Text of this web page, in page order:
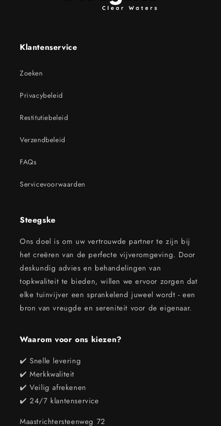
Klantenservice
Zoeken
Privacybeleid
Restitutiebeleid
Verzendbeleid
FAQs
Servicevoorwaarden
Steegske
Ons doel is om uw vertrouwde partner te zijn bij
het creëren van de perfecte vijveromgeving. Door
deskundig advies en behandelingen van
topkwaliteit te bieden, willen we ervoor zorgen dat
elke tuinvijver een sprankelend juweel wordt - een
bron van vreugde en sereniteit voor de eigenaar.
Waarom voor ons kiezen?
✔️ Snelle levering
✔️ Merkkwaliteit
✔️ Veilig afrekenen
✔️ 24/7 klantenservice
Maastrichtersteenweg 72